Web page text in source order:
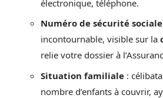
électronique, téléphone.
Numéro de sécurité sociale
incontournable, visible sur la
relie votre dossier à
Situation familiale :
nombre d’enfants à couvrir,